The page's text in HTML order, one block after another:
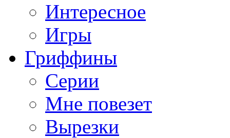
Интересное
Игры
Гриффины
Серии
Мне повезет
Вырезки